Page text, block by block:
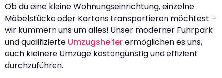
Ob du eine kleine Wohnungseinrichtung, einzelne
Möbelstücke oder Kartons transportieren möchtest –
wir kümmern uns um alles! Unser moderner Fuhrpark
und qualifizierte Umzugshelferermöglichen es uns,
auch kleinere Umzüge kostengünstig und effizient
durchzuführen.